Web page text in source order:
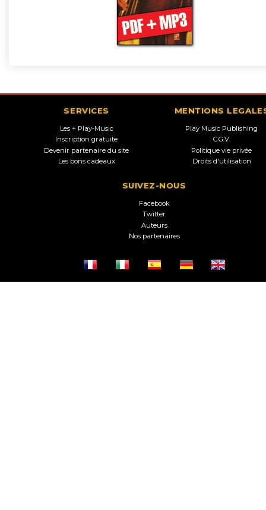
SERVICES
Les + Play-Music
Inscription gratuite
Devenir partenaire du site
Les bons cadeaux
MENTIONS
Play Music Publishing
C.G.V.
Politique vie privée
Droits d'utilisation
SUIVEZ-NOUS
Facebook
Twitter
Auteurs
Nos partenaires